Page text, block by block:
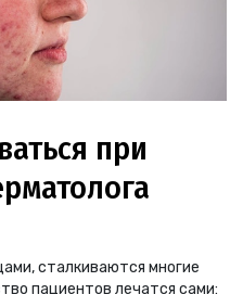
при
сталкиваются многие
пациентов лечатся сами: